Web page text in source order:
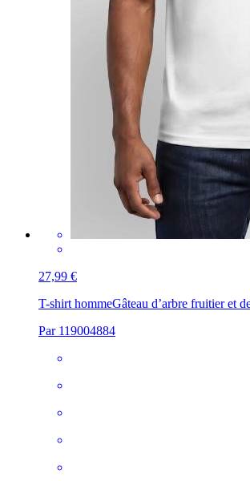
27,99 €
T-shirt hommeGâteau d’arbre fruitier et
Par 119004884